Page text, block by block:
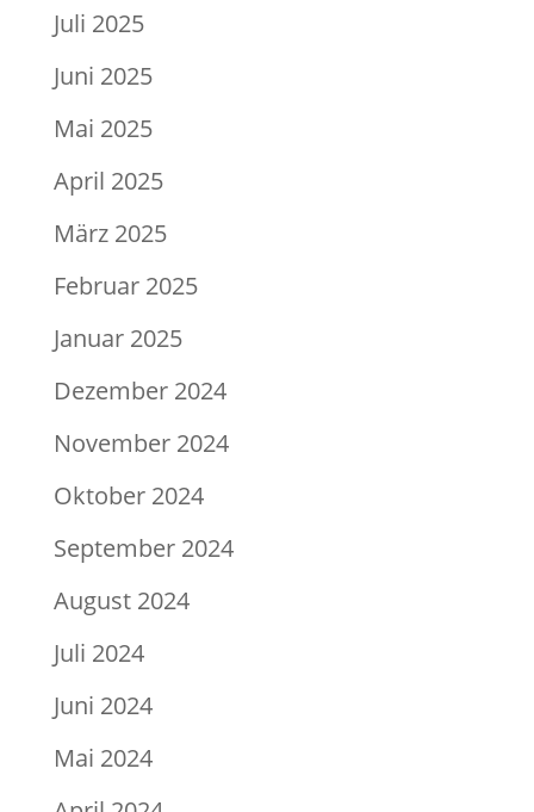
Juli 2025
Juni 2025
Mai 2025
April 2025
März 2025
Februar 2025
Januar 2025
Dezember 2024
November 2024
Oktober 2024
September 2024
August 2024
Juli 2024
Juni 2024
Mai 2024